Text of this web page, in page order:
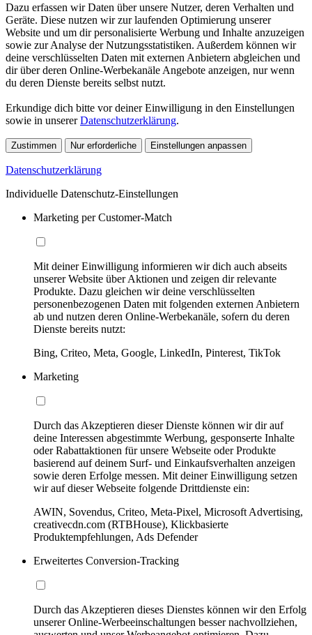
Dazu erfassen wir Daten über unsere Nutzer, deren Verhalten und
Geräte. Diese nutzen wir zur laufenden Optimierung unserer
Website und um dir personalisierte Werbung und Inhalte anzuzeigen
sowie zur Analyse der Nutzungsstatistiken. Außerdem können wir
deine verschlüsselten Daten mit externen Anbietern abgleichen und
dir über deren Online-Werbekanäle Angebote anzeigen, nur wenn
du deren Dienste bereits selbst nutzt.
Erkundige dich bitte vor deiner Einwilligung in den Einstellungen
sowie in unsererDatenschutzerklärung.
Zustimmen Nur erforderliche Einstellungen anpassen
Datenschutzerklärung
Individuelle Datenschutz-Einstellungen
Marketing per Customer-Match
Mit deiner Einwilligung informieren wir dich auch abseits
unserer Website über Aktionen und zeigen dir relevante
Produkte. Dazu gleichen wir deine verschlüsselten
personenbezogenen Daten mit folgenden externen Anbietern
ab und nutzen deren Online-Werbekanäle, sofern du deren
Dienste bereits nutzt:
Bing, Criteo, Meta, Google, LinkedIn, Pinterest, TikTok
Marketing
Durch das Akzeptieren dieser Dienste können wir dir auf
deine Interessen abgestimmte Werbung, gesponserte Inhalte
oder Rabattaktionen für unsere Webseite oder Produkte
basierend auf deinem Surf- und Einkaufsverhalten anzeigen
sowie deren Erfolge messen. Mit deiner Einwilligung setzen
wir auf dieser Webseite folgende Drittdienste ein:
AWIN, Sovendus, Criteo, Meta-Pixel, Microsoft Advertising,
creativecdn.com (RTBHouse), Klickbasierte
Produktempfehlungen, Ads Defender
Erweitertes Conversion-Tracking
Durch das Akzeptieren dieses Dienstes können wir den Erfolg
unserer Online-Werbeeinschaltungen besser nachvollziehen,